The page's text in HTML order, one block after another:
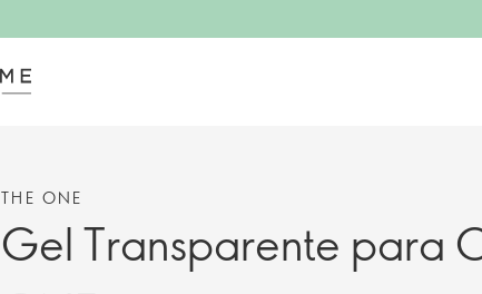
THE ONE
Gel Transparente para